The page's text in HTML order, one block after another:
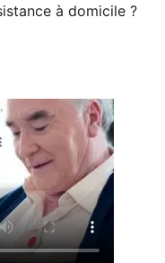
à domicile ?